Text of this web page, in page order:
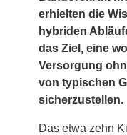
erhielten die
hybriden
das Ziel, eine
Versorgung
von typischen
sicherzustellen.
Das etwa zehn